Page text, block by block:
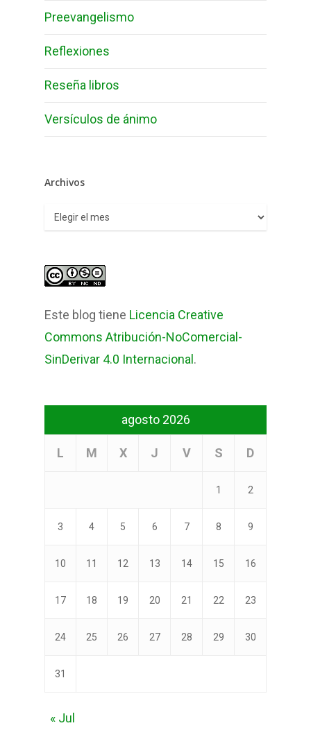
Preevangelismo
Reflexiones
Reseña libros
Versículos de ánimo
Archivos
Archivos
Este blog tiene Licencia Creative
Commons Atribución-NoComercial-
SinDerivar 4.0 Internacional .
agosto 2026
L M X J V S D
1 2
3 4 5 6 7 8 9
10 11 12 13 14 15 16
17 18 19 20 21 22 23
24 25 26 27 28 29 30
31
« Jul